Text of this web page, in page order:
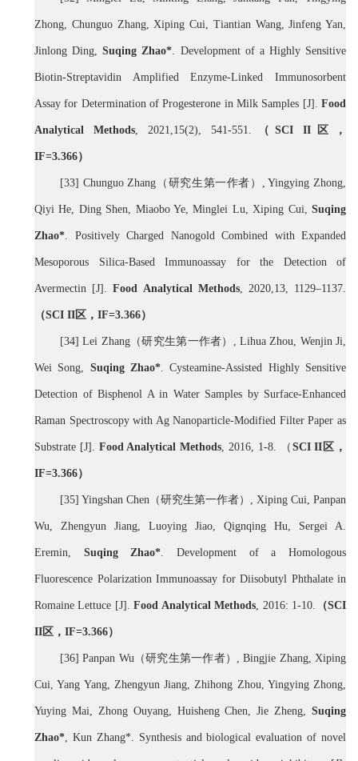
Zhong, Chunguo Zhang, Xiping Cui, Tiantian Wang, Jinfeng Yan,
Jinlong Ding,Suqing Zhao*. Development of a Highly Sensitive
Biotin-Streptavidin Amplified Enzyme-Linked Immunosorbent
Assay for Determination of Progesterone in Milk Samples [J]. Food
Analytical Methods, 2021,15(2), 541-551. （SCI II 区，
IF=3.366）
[33] Chunguo Zhang （研究生第一作者） , Yingying Zhong,
Qiyi He, Ding Shen, Miaobo Ye, Minglei Lu, Xiping Cui, Suqing
Zhao*. Positively Charged Nanogold Combined with Expanded
Mesoporous Silica-Based Immunoassay for the Detection of
Avermectin [J].Food Analytical Methods, 2020,13, 1129–1137.
（SCI II区， IF=3.366）
[34]Lei Zhang（研究生第一作者） , Lihua Zhou, Wenjin Ji,
Wei Song, Suqing Zhao*. Cysteamine-Assisted Highly Sensitive
Detection of Bisphenol A in Water Samples by Surface-Enhanced
Raman Spectroscopy with Ag Nanoparticle-Modified Filter Paper as
Substrate [J]. Food Analytical Methods, 2016, 1-8. （ SCI II 区，
IF=3.366）
[35] Yingshan Chen （研究生第一作者） , Xiping Cui, Panpan
Wu, Zhengyun Jiang, Luoying Jiao, Qignqing Hu, Sergei A.
Eremin, Suqing Zhao*. Development of a Homologous
Fluorescence Polarization Immunoassay for Diisobutyl Phthalate in
Romaine Lettuce [J].Food Analytical Methods, 2016: 1-10. （SCI
II区， IF=3.366）
[36] Panpan Wu（研究生第一作者） , Bingjie Zhang, Xiping
Cui,Yang Yang, Zhengyun Jiang, Zhihong Zhou, Yingying Zhong,
Yuying Mai, Zhong Ouyang, Huisheng Chen, Jie Zheng, Suqing
Zhao*, Kun Zhang*. Synthesis and biological evaluation of novel